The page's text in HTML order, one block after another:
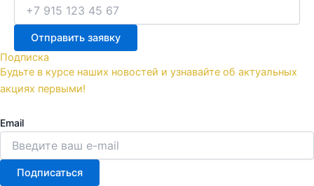
Отправить заявку
Подписка
Будьте в курсе наших новостей и узнавайте об актуальных
акциях первыми!
Email
Подписаться